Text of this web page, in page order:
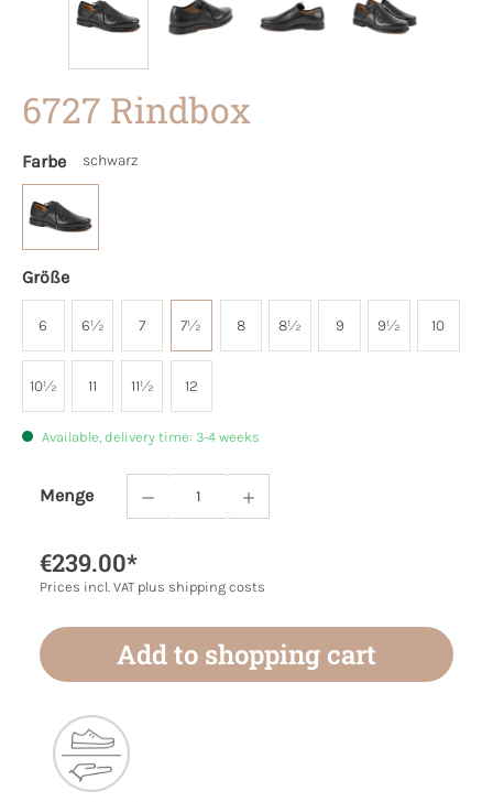
6727 Rindbox
Farbe schwarz
Größe
6 6½ 7 7½ 8 8½ 9 9½ 10
10½ 11 11½ 12
Available, delivery time: 3-4 weeks
Menge
Product Quantity: Enter the desired
€239.00*
Prices incl. VAT plus shipping costs
Add to shopping cart